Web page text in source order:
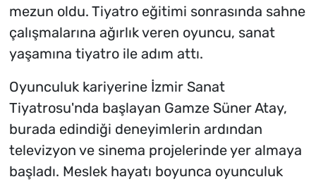
mezun oldu. Tiyatro eğitimi sonrasında sahne
çalışmalarına ağırlık veren oyuncu, sanat
yaşamına tiyatro ile adım attı.
Oyunculuk kariyerine İzmir Sanat
Tiyatrosu'nda başlayan Gamze Süner Atay,
burada edindiği deneyimlerin ardından
televizyon ve sinema projelerinde yer almaya
başladı. Meslek hayatı boyunca oyunculuk